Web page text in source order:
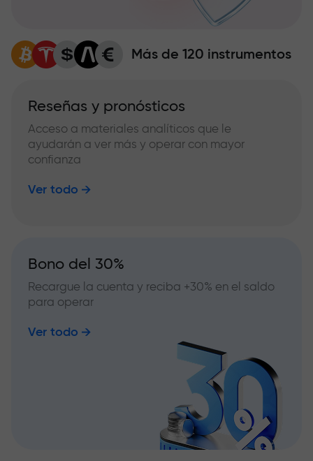
Más de 120 instrumentos
Reseñas y pronósticos
Acceso a materiales analíticos que le
ayudarán a ver más y operar con mayor
confianza
Ver todo
Bono del 30%
Recargue la cuenta y reciba +30% en el saldo
para operar
Ver todo